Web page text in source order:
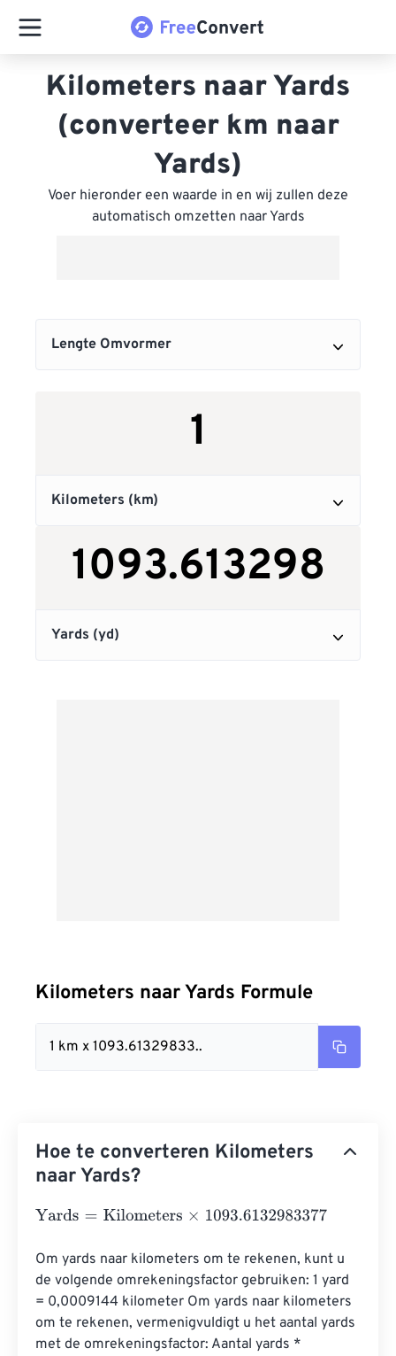
Kilometers naar Yards
(converteer km naar
Yards)
Voer hieronder een waarde in en wij zullen deze
automatisch omzetten naar Yards
Kilometers naar Yards Formule
1 km x 1093.61329833..
Hoe te converteren Kilometers
naar Yards?
Yards= Kilometers×1093.6132983377
Om yards naar kilometers om te rekenen, kunt u
de volgende omrekeningsfactor gebruiken: 1 yard
= 0,0009144 kilometer Om yards naar kilometers
om te rekenen, vermenigvuldigt u het aantal yards
met de omrekeningsfactor: Aantal yards *